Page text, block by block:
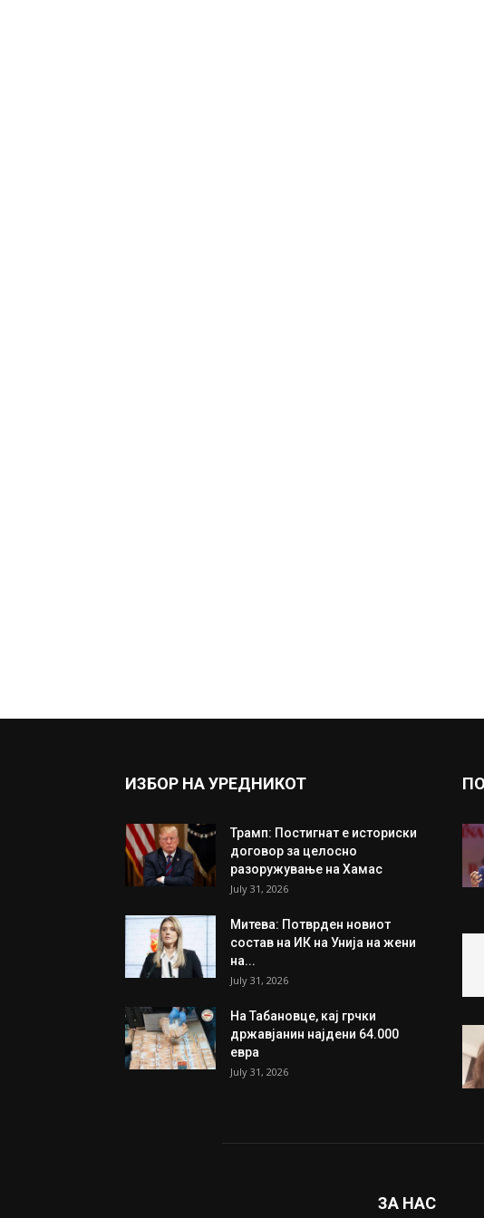
ИЗБОР НА УРЕДНИКОТ
Трамп: Постигнат е историски
договор за целосно
разоружување на Хамас
July 31, 2026
Митева: Потврден новиот
состав на ИК на Унија на жени
на...
July 31, 2026
На Табановце, кај грчки
државјанин најдени 64.000
евра
July 31, 2026
ЗА НАС